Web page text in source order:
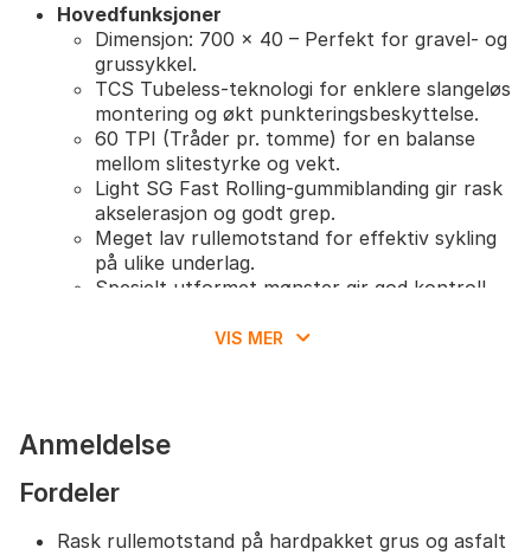
Hovedfunksjoner
Dimensjon: 700 x 40 – Perfekt for gravel- og
grussykkel.
TCS Tubeless-teknologi for enklere slangeløs
montering og økt punkteringsbeskyttelse.
60 TPI (Tråder pr. tomme) for en balanse
mellom slitestyrke og vekt.
Light SG Fast Rolling-gummiblanding gir rask
akselerasjon og godt grep.
Meget lav rullemotstand for effektiv sykling
på ulike underlag.
Spesielt utformet mønster gir god kontroll
VIS MER
Anmeldelse
Fordeler
Rask rullemotstand på hardpakket grus og asfalt